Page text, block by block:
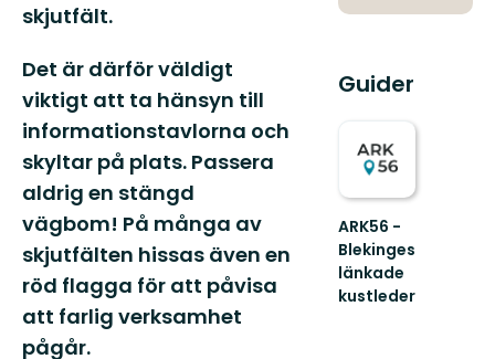
skjutfält.
Det är därför väldigt
viktigt att ta hänsyn till
informationstavlorna och
skyltar på plats. Passera
aldrig en stängd
vägbom! På många av
skjutfälten hissas även en
röd flagga för att påvisa
att farlig verksamhet
pågår.
Guider
ARK56 -
Blekinges
länkade
kustleder